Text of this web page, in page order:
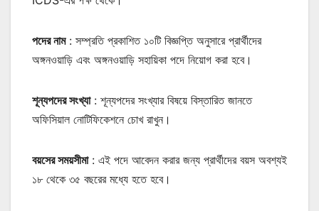
পদের নাম: সম্প্রতি প্রকাশিত ১০টি বিজ্ঞপ্তি অনুসারে প্রার্থীদের
অঙ্গনওয়াড়ি এবং অঙ্গনওয়াড়ি সহায়িকা পদে নিয়োগ করা হবে।
শূন্যপদের সংখ্যা: শূন্যপদের সংখ্যার বিষয়ে বিস্তারিত জানতে
অফিসিয়াল নোটিফিকেশনে চোখ রাখুন।
বয়সের সময়সীমা: এই পদে আবেদন করার জন্য প্রার্থীদের বয়স অবশ্যই
১৮ থেকে ৩৫ বছরের মধ্যে হতে হবে।